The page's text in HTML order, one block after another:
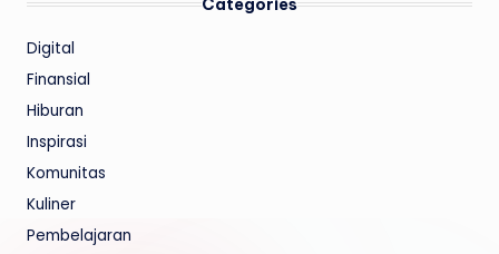
Categories
Digital
Finansial
Hiburan
Inspirasi
Komunitas
Kuliner
Pembelajaran